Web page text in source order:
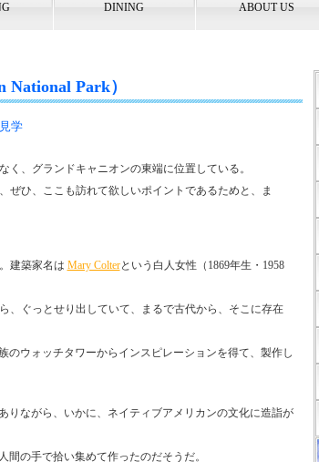
DINING ABOUT US
Park）
学
、グランドキャニオンの東端に位置している。
ぜひ、ここも訪れて欲しいポイントであるためと、ま
建築家名は Mary Colterという白人女性（1869年生・1958
、ぐっとせり出していて、まるで古代から、そこに存在
のウォッチタワーからインスピレーションを得て、製作し
りながら、いかに、ネイティブアメリカンの文化に造詣が
間の手で拾い集めて作ったのだそうだ。